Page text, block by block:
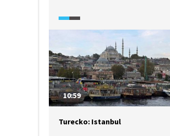
státu. Prohlédneme si sultánský
palác, největší ománskou mešitu,
národní muzeum a další
architektonicky zajímavé stavby.
Poté se vydáme i na tradiční
tržiště.
10:59
Turecko: Istanbul